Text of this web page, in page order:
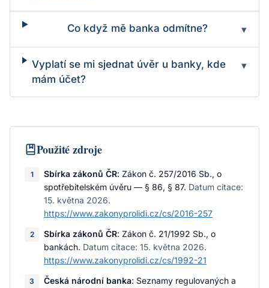
Co když mě banka odmítne? ▾
Vyplatí se mi sjednat úvěr u banky, kde
mám účet?
▾
Použité zdroje
1 Sbírka zákonů ČR: Zákon č. 257/2016 Sb., o
spotřebitelském úvěru — § 86, § 87. Datum citace:
15. května 2026.
https://www.zakonyprolidi.cz/cs/2016-257
2 Sbírka zákonů ČR: Zákon č. 21/1992 Sb., o
bankách. Datum citace: 15. května 2026.
https://www.zakonyprolidi.cz/cs/1992-21
3 Česká národní banka: Seznamy regulovaných a